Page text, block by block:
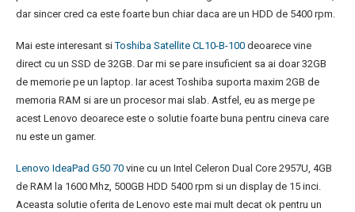
dar sincer cred ca este foarte bun chiar daca are un HDD de 5400 rpm.
Mai este interesant siToshiba Satellite CL10-B-100 deoarece vine
direct cu un SSD de 32GB. Dar mi se pare insuficient sa ai doar 32GB
de memorie pe un laptop. Iar acest Toshiba suporta maxim 2GB de
memoria RAM si are un procesor mai slab. Astfel, eu as merge pe
acest Lenovo deoarece este o solutie foarte buna pentru cineva care
nu este un gamer.
Lenovo IdeaPad G50 70 vine cu un Intel Celeron Dual Core 2957U, 4GB
de RAM la 1600 Mhz, 500GB HDD 5400 rpm si un display de 15 inci.
Aceasta solutie oferita de Lenovo este mai mult decat ok pentru un